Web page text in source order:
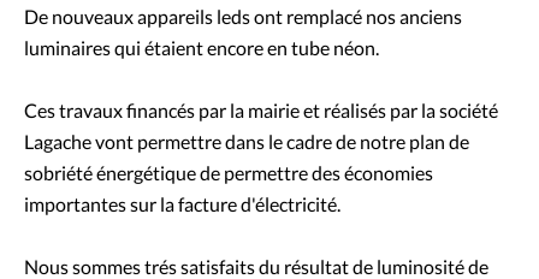
De nouveaux appareils leds ont remplacé nos anciens
luminaires qui étaient encore en tube néon.
Ces travaux financés par la mairie et réalisés par la société
Lagache vont permettre dans le cadre de notre plan de
sobriété énergétique de permettre des économies
importantes sur la facture d'électricité.
Nous sommes trés satisfaits du résultat de luminosité de